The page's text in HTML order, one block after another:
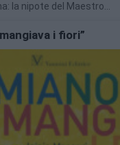
la nipote del Maestro…
i fiori”